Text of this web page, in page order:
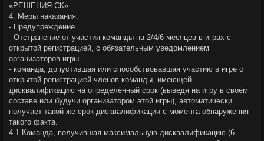
«РЕШЕНИЯ СК»
4. Меры наказания:
- Предупреждение
- Отстранение от участия команды на 2/4/6 месяцев в играх с
открытой регистрацией, с обязательным уведомлением
организаторов игры.
- команда, допустившая или способствовавшая участию в игре с
открытой регистрацией членов команды, имеющей
дисквалификацию на определённый срок (выведя на игру в своём
составе или будучи организатором этой игры), автоматически
получает такой же срок дисквалификации с момента обнаружения
такого факта.
4.1 Команда, получившая максимальную дисквалификацию (6